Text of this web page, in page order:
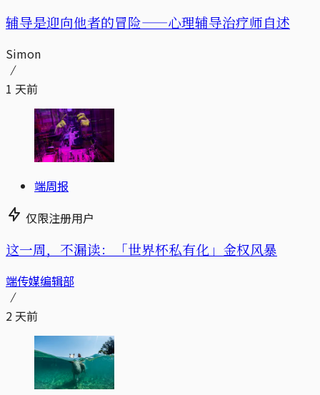
辅导是迎向他者的冒险——心理辅导治疗师自述
Simon
1 天前
端周报
仅限注册用户
这一周，不漏读：「世界杯私有化」金权风暴
端传媒编辑部
2 天前